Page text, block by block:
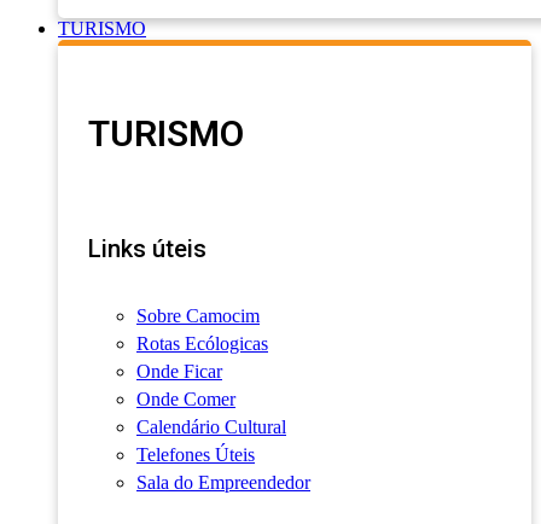
TURISMO
TURISMO
Links úteis
Sobre Camocim
Rotas Ecólogicas
Onde Ficar
Onde Comer
Calendário Cultural
Telefones Úteis
Sala do Empreendedor